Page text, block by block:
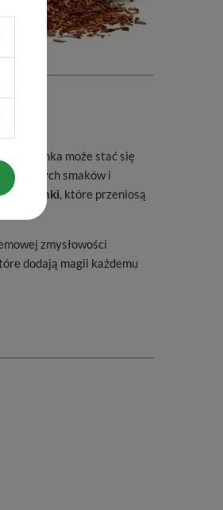
filiżanka może stać się
smaków i
mieszanki , które przeniosą
zmysłowości
dodają magii każdemu